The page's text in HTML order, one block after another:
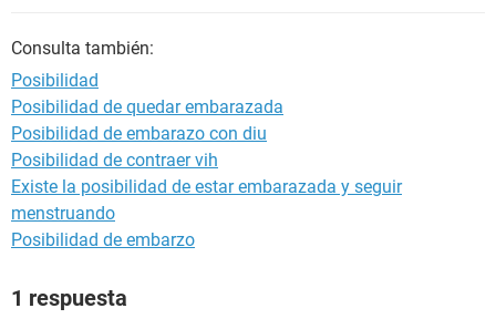
Consulta también:
Posibilidad
Posibilidad de quedar embarazada
Posibilidad de embarazo con diu
Posibilidad de contraer vih
Existe la posibilidad de estar embarazada y seguir
menstruando
Posibilidad de embarzo
1 respuesta